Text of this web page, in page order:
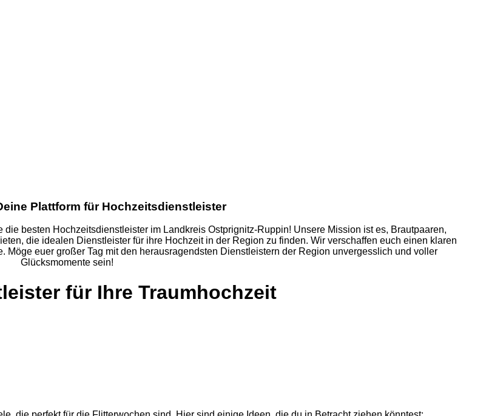
Plattform für Hochzeitsdienstleister
besten Hochzeitsdienstleister im Landkreis Ostprignitz-Ruppin! Unsere Mission ist es, Brautpaaren,
die idealen Dienstleister für ihre Hochzeit in der Region zu finden. Wir verschaffen euch einen klaren
euer großer Tag mit den herausragendsten Dienstleistern der Region unvergesslich und voller
Glücksmomente sein!
für Ihre Traumhochzeit